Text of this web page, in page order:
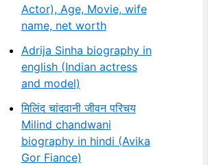
Actor), Age, Movie, wife
name, net worth
Adrija Sinha biography in
english (Indian actress
and model)
मिलिंद चांदवानी जीवन परिचय
Milind chandwani
biography in hindi (Avika
Gor Fiance)